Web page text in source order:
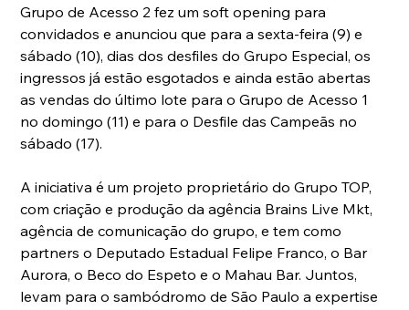
Grupo de Acesso 2 fez um soft opening para
convidados e anunciou que para a sexta-feira (9) e
sábado (10), dias dos desfiles do Grupo Especial, os
ingressos já estão esgotados e ainda estão abertas
as vendas do último lote para o Grupo de Acesso 1
no domingo (11) e para o Desfile das Campeãs no
sábado (17).
A iniciativa é um projeto proprietário do Grupo TOP,
com criação e produção da agência Brains Live Mkt,
agência de comunicação do grupo, e tem como
partners o Deputado Estadual Felipe Franco, o Bar
Aurora, o Beco do Espeto e o Mahau Bar. Juntos,
levam para o sambódromo de São Paulo a expertise